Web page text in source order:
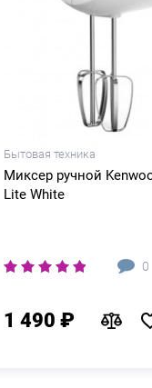
Бытовая техника
Миксер ручной
Lite White
0
1 490 ₽